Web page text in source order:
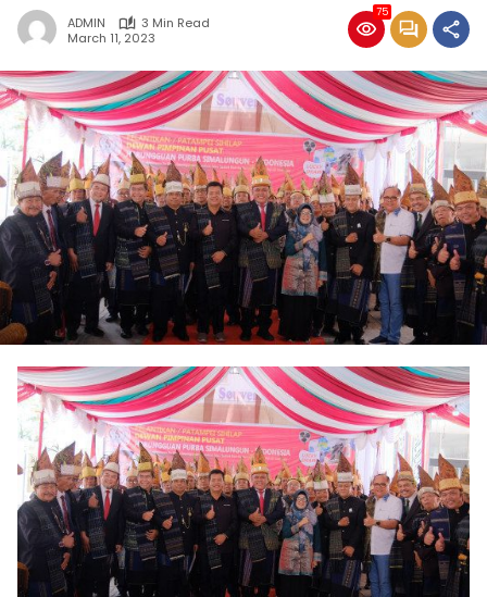
ADMIN
3 Min Read
March 11, 2023
75